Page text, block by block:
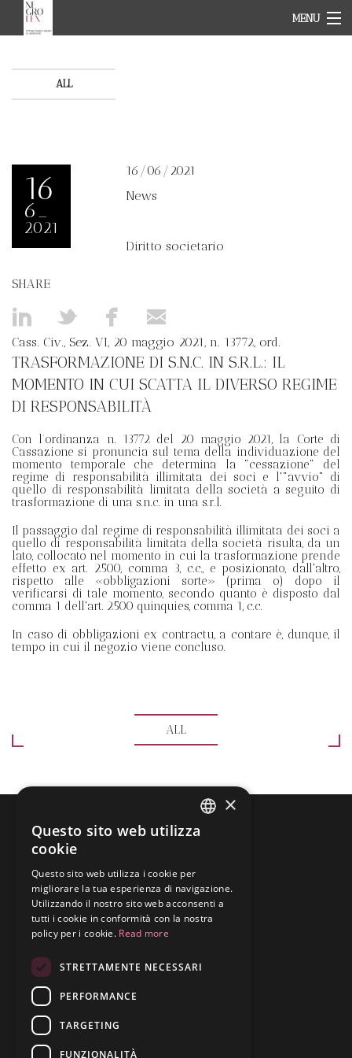
MENU
EN
ALL
16
6_
2021
16/06/2021
News
Diritto societario
SHARE
Cass. Civ., Sez. VI, 20 maggio 2021, n. 13772, ord.
TRASFORMAZIONE DI S.N.C. IN S.R.L.: IL
MOMENTO IN CUI SCATTA IL DIVERSO REGIME
DI RESPONSABILITÀ
Con l’ordinanza n. 13772 del 20 maggio 2021, la Corte di
Cassazione si pronuncia sul tema della individuazione del
momento temporale che determina la "cessazione" del
regime di responsabilità illimitata dei soci e l'"avvio" di
quello di responsabilità limitata della società a seguito di
trasformazione di una s.n.c. in una s.r.l.
Il passaggio dal regime di responsabilità illimitata dei soci a
quello di responsabilità limitata della società risulta, da un
lato, collocato nel momento in cui la trasformazione prende
effetto ex art. 2500, comma 3, c.c., e posizionato, dall'altro,
rispetto alle «obbligazioni sorte» (prima o) dopo il
verificarsi di tale momento, secondo quanto è disposto dal
comma 1 dell'art. 2500 quinquies, comma 1, c.c.
In caso di obbligazioni ex contractu, a contare è, dunque, il
tempo in cui il negozio viene concluso.
ALL
TEAM
NEWS
×
Questo sito web utilizza
cookie
Questo sito web utilizza i cookie per
migliorare la tua esperienza di navigazione.
Utilizzando il nostro sito web acconsenti a
tutti i cookie in conformità con la nostra
policy per i cookie. Read more
STRETTAMENTE NECESSARI
PERFORMANCE
TARGETING
FUNZIONALITÀ